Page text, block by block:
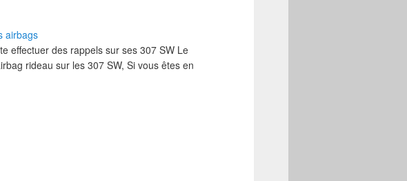
airbags
effectuer des rappels sur ses 307 SW Le
rideau sur les 307 SW, Si vous êtes en